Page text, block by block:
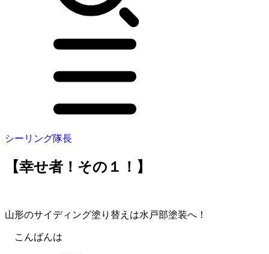
シーリング隊長
【幸せ者！その１！】
山形のサイディング塗り替えは水戸部塗装へ！
こんばんは